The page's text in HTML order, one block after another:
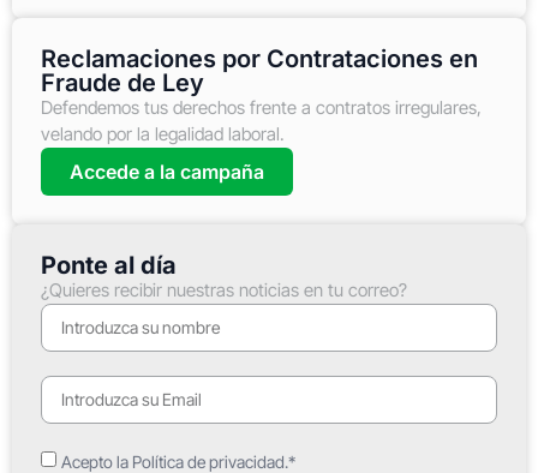
Reclamaciones por Contrataciones en
Fraude de Ley
Defendemos tus derechos frente a contratos irregulares,
velando por la legalidad laboral.
Accede a la campaña
Ponte al día
¿Quieres recibir nuestras noticias en tu correo?
Acepto la Política de privacidad.*